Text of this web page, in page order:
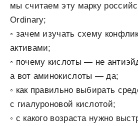
мы считаем эту марку
Ordinary;
◦ зачем изучать схему
активами;
◦ почему кислоты — не
а вот аминокислоты — да;
◦ как правильно выбирать
с гиалуроновой кислотой;
◦ с какого возраста нужно